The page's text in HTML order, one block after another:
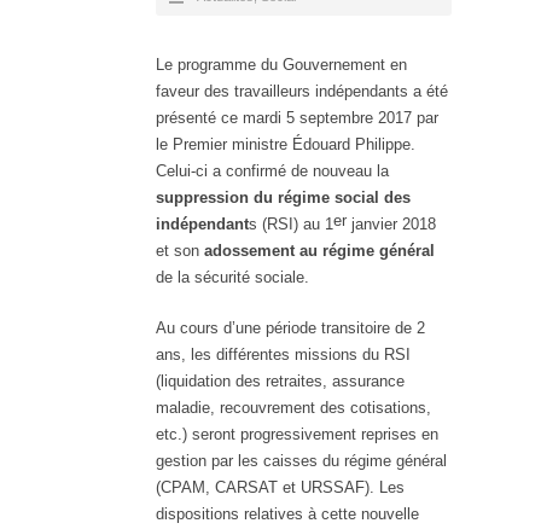
Le programme du Gouvernement en
faveur des travailleurs indépendants a été
présenté ce mardi 5 septembre 2017 par
le Premier ministre Édouard Philippe.
Celui-ci a confirmé de nouveau la
suppression du régime social des
indépendants (RSI) au 1er janvier 2018
et son adossement au régime général
de la sécurité sociale.
Au cours d’une période transitoire de 2
ans, les différentes missions du RSI
(liquidation des retraites, assurance
maladie, recouvrement des cotisations,
etc.) seront progressivement reprises en
gestion par les caisses du régime général
(CPAM, CARSAT et URSSAF). Les
dispositions relatives à cette nouvelle